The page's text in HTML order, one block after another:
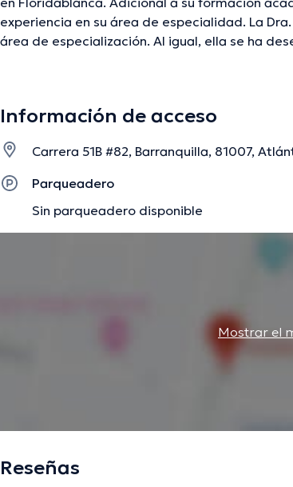
experiencia en su área de especialidad. La
área de especialización. Al igual, ella se ha
usados por la especialista.
Información de acceso
Carrera 51B #82, Barranquilla, 81007,
Parqueadero
Sin parqueadero disponible
Mostrar el
Reseñas